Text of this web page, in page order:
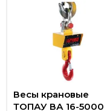
Весы крановые
ТОПАУ ВА 16-5000